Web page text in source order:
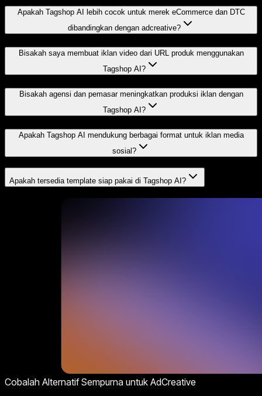
Apakah Tagshop AI lebih cocok untuk merek eCommerce dan DTC
dibandingkan dengan adcreative?
Bisakah saya membuat iklan video dari URL produk menggunakan
Tagshop AI?
Bisakah agensi dan pemasar meningkatkan produksi iklan dengan
Tagshop AI?
Apakah Tagshop AI mendukung berbagai format untuk iklan media
sosial?
Apakah tersedia template siap pakai di Tagshop AI?
Cobalah Alternatif Sempurna untuk AdCreative